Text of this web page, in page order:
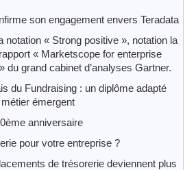
son engagement envers Teradata
notation « Strong positive », notation la
« Marketscope for enterprise
du grand cabinet d’analyses Gartner.
du Fundraising : un diplôme adapté
émergent
anniversaire
pour votre entreprise ?
de trésorerie deviennent plus